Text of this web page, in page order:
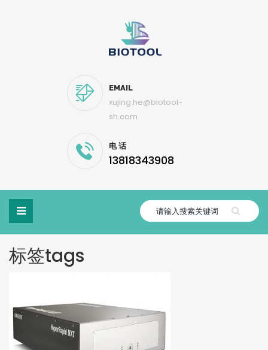
EMAIL
xujing.he@biotool-
sh.com
电 话
13818343908
标签tags